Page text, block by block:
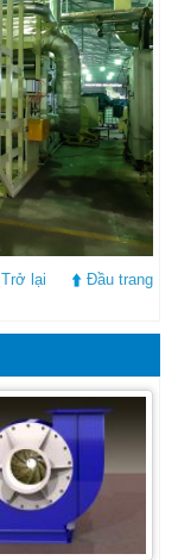
Trở lại Đầu trang